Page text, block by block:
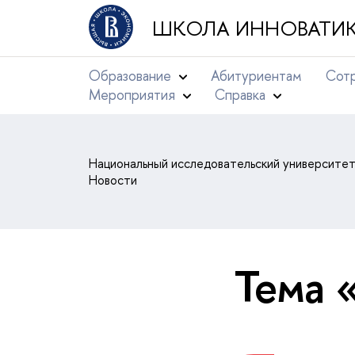
ШКОЛА
Образование Абитуриентам
Мероприятия
Справка
Национальный исследовательский
Новости
Тема